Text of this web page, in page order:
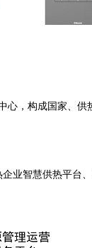
心，构成国家、供
业智慧供热平台